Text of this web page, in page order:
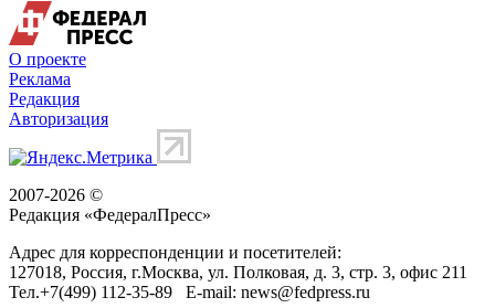
О проекте
Реклама
Редакция
Авторизация
2007-2026 ©
Редакция «ФедералПресс»
Адрес для корреспонденции и посетителей:
127018, Россия, г.Москва, ул. Полковая, д. 3, стр. 3, офис 211
Тел.+7(499) 112-35-89 E-mail: news@fedpress.ru